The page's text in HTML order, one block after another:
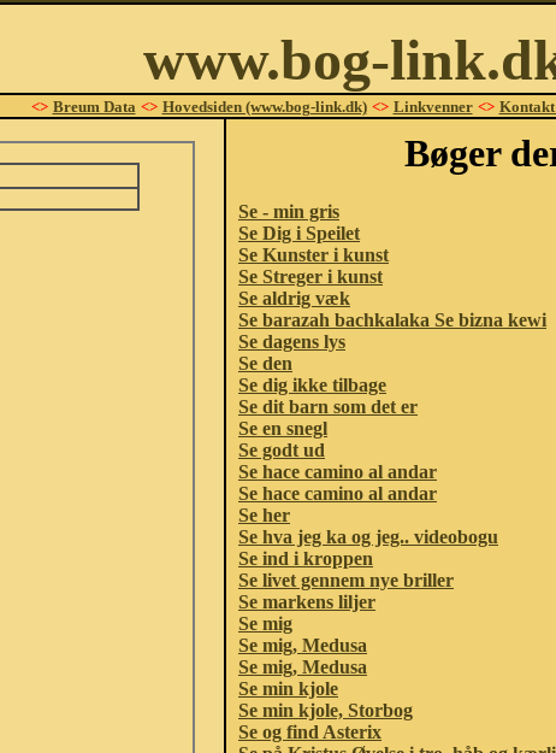
www.bog-
<> Breum Data <> Hovedsiden (www.bog-link.dk) <> Linkvenner <> Kontakt
Bøger
Se - min gris
Se Dig i Speilet
Se Kunster i kunst
Se Streger i kunst
Se aldrig væk
Se barazah bachkalaka Se bizna kewi
Se dagens lys
Se den
Se dig ikke tilbage
Se dit barn som det er
Se en snegl
Se godt ud
Se hace camino al andar
Se hace camino al andar
Se her
Se hva jeg ka og jeg.. videobogu
Se ind i kroppen
Se livet gennem nye briller
Se markens liljer
Se mig
Se mig, Medusa
Se mig, Medusa
Se min kjole
Se min kjole, Storbog
Se og find Asterix